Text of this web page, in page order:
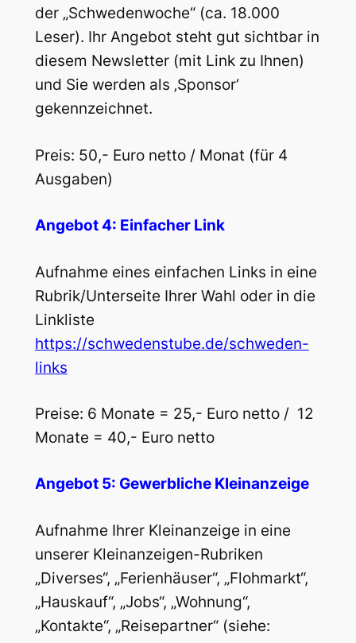
der „Schwedenwoche“ (ca. 18.000
Leser). Ihr Angebot steht gut sichtbar in
diesem Newsletter (mit Link zu Ihnen)
und Sie werden als ‚Sponsor‘
gekennzeichnet.
Preis: 50,- Euro netto / Monat (für 4
Ausgaben)
Angebot 4: Einfacher Link
Aufnahme eines einfachen Links in eine
Rubrik/Unterseite Ihrer Wahl oder in die
Linkliste
https://schwedenstube.de/schweden-
links
Preise: 6 Monate = 25,- Euro netto / 12
Monate = 40,- Euro netto
Angebot 5: Gewerbliche Kleinanzeige
Aufnahme Ihrer Kleinanzeige in eine
unserer Kleinanzeigen-Rubriken
„Diverses“, „Ferienhäuser“, „Flohmarkt“,
„Hauskauf“, „Jobs“, „Wohnung“,
„Kontakte“, „Reisepartner“ (siehe: